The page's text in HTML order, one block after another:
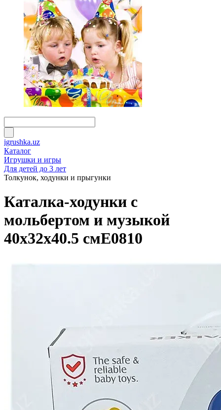
igrushka.uz
Каталог
Игрушки и игры
Для детей до 3 лет
Толкунок, ходунки и прыгунки
Каталка-ходунки с
мольбертом и музыкой
40x32x40.5 смE0810